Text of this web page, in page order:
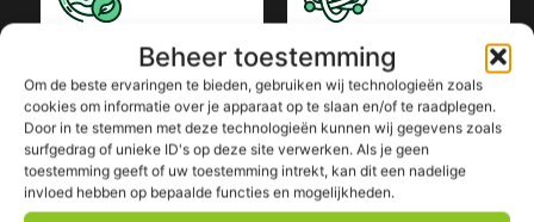
Beheer toestemming
Om de beste ervaringen te bieden, gebruiken wij technologieën zoals
cookies om informatie over je apparaat op te slaan en/of te raadplegen.
Door in te stemmen met deze technologieën kunnen wij gegevens zoals
surfgedrag of unieke ID's op deze site verwerken. Als je geen
toestemming geeft of uw toestemming intrekt, kan dit een nadelige
invloed hebben op bepaalde functies en mogelijkheden.
Landelijk
dekking
Overal dezelfde
service, ongeacht de
locatie.
Flexibiliteit
In
containerformaten
en
ophaalfrequenties.